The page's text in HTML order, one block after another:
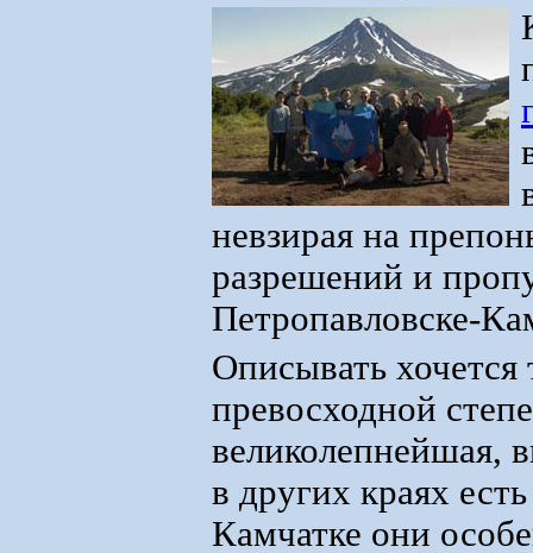
невзирая на
разрешений и
Петропавловске-
Описывать хочется
превосходной
великолепнейшая,
в других краях
Камчатке они